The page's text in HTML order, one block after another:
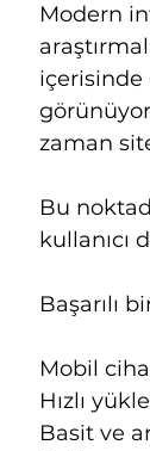
Modern
içerisinde
zaman
Bu
kullanıcı
Başarılı
Mobil
Hızlı
Basit ve